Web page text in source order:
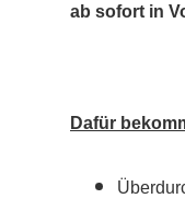
ab sofort in
Dafür